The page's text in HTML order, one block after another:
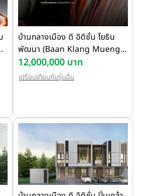
บ้านกลางเมือง ดิ อิดิชั่น โยธิน
พัฒนา (Baan Klang Mueng
The Edition Yothinpattana)
12,000,000 บาท
เปรียบเทียบกับรุ่นอื่น